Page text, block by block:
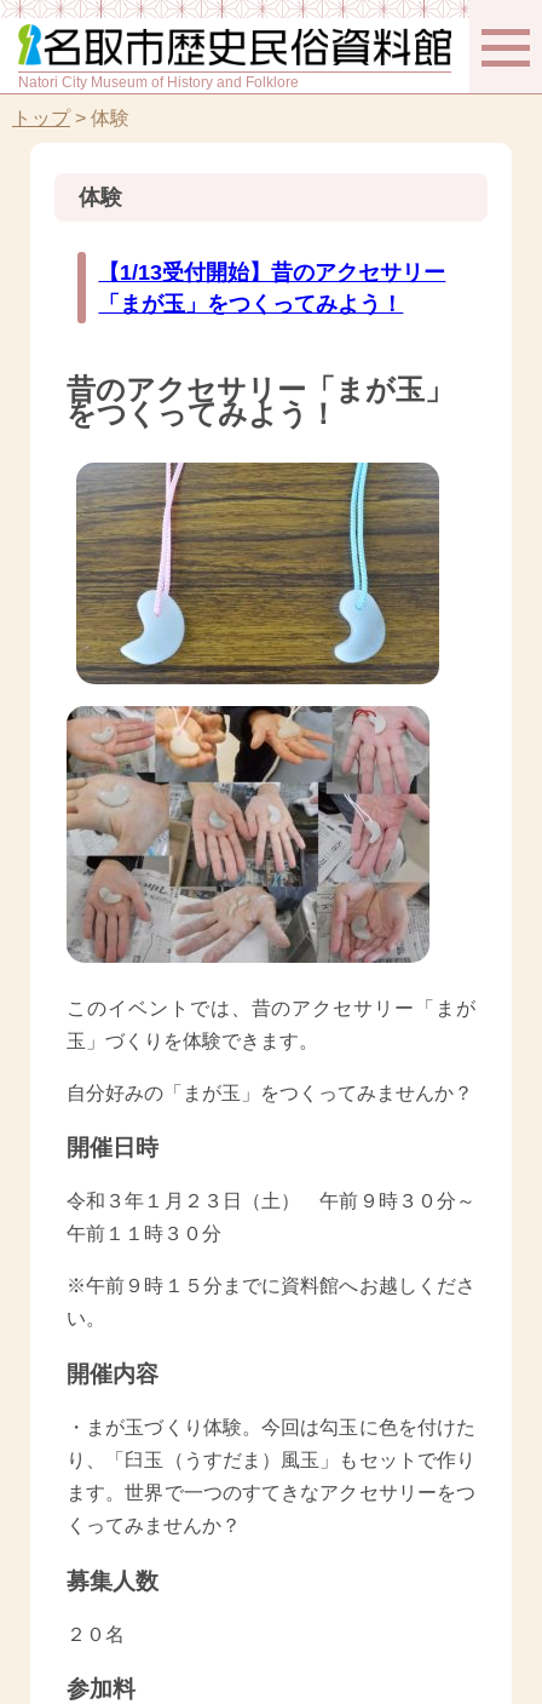
Natori City Museum of History and Folklore
トップ> 体験
体験
【1/13受付開始】昔のアクセサリー
「まが玉」をつくってみよう！
昔のアクセサリー「まが玉」
をつくってみよう！
このイベントでは、昔のアクセサリー「まが
玉」づくりを体験できます。
自分好みの「まが玉」をつくってみませんか？
開催日時
令和３年１月２３日（土） 午前９時３０分～
午前１１時３０分
※午前９時１５分までに資料館へお越しくださ
い。
開催内容
・まが玉づくり体験。今回は勾玉に色を付けた
り、「臼玉（うすだま）風玉」もセットで作り
ます。世界で一つのすてきなアクセサリーをつ
くってみませんか？
募集人数
２０名
参加料